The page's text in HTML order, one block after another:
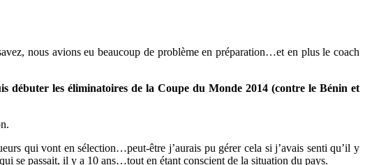
nous avions eu beaucoup de problème en préparation…et en plus le coach
débuter les éliminatoires de la Coupe du Monde 2014 (contre le Bénin et
qui vont en sélection…peut-être j’aurais pu gérer cela si j’avais senti qu’il y
se passait, il y a 10 ans…tout en étant conscient de la situation du pays.